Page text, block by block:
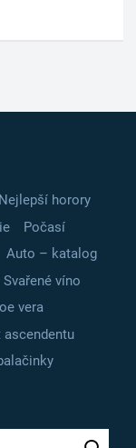
Nejlepší horory
Počasí
Auto – katalog
Svařené víno
vera
ascendentu